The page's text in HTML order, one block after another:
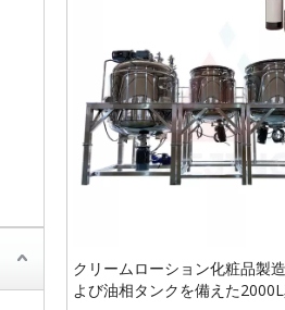
クリームローション化粧品製
よび油相タンクを備えた